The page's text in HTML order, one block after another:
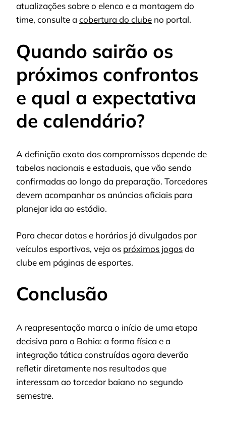
atualizações sobre o elenco e a montagem do
time, consulte a cobertura do clube no portal.
Quando sairão os
próximos confrontos
e qual a expectativa
de calendário?
A definição exata dos compromissos depende de
tabelas nacionais e estaduais, que vão sendo
confirmadas ao longo da preparação. Torcedores
devem acompanhar os anúncios oficiais para
planejar ida ao estádio.
Para checar datas e horários já divulgados por
veículos esportivos, veja os próximos jogosdo
clube em páginas de esportes.
Conclusão
A reapresentação marca o início de uma etapa
decisiva para o Bahia: a forma física e a
integração tática construídas agora deverão
refletir diretamente nos resultados que
interessam ao torcedor baiano no segundo
semestre.